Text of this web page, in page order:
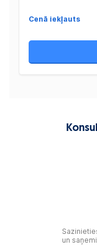
Cenā iekļauts
un